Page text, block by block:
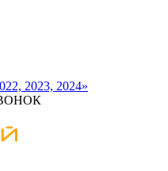
2023, 2024»